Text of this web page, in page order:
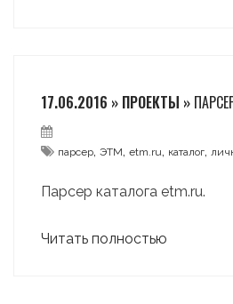
17.06.2016 » ПРОЕКТЫ »
парсер, ЭТМ, etm.ru, каталог,
Парсер каталога etm.ru.
Читать полностью